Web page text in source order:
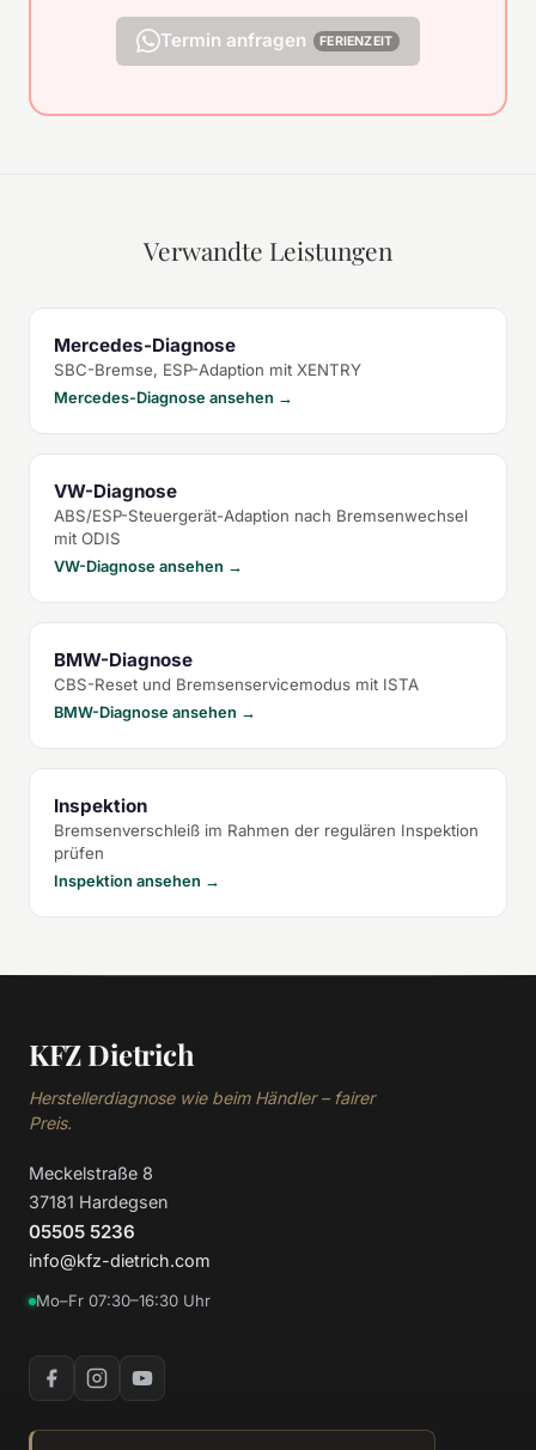
Termin anfragen FERIENZEIT
Verwandte Leistungen
Mercedes-Diagnose
SBC-Bremse, ESP-Adaption mit XENTRY
Mercedes-Diagnose ansehen →
VW-Diagnose
ABS/ESP-Steuergerät-Adaption nach Bremsenwechsel
mit ODIS
VW-Diagnose ansehen →
BMW-Diagnose
CBS-Reset und Bremsenservicemodus mit ISTA
BMW-Diagnose ansehen →
Inspektion
Bremsenverschleiß im Rahmen der regulären Inspektion
prüfen
Inspektion ansehen →
KFZ Dietrich
Herstellerdiagnose wie beim Händler – fairer
Preis.
Meckelstraße 8
37181 Hardegsen
05505 5236
info@kfz-dietrich.com
Mo–Fr 07:30–16:30 Uhr